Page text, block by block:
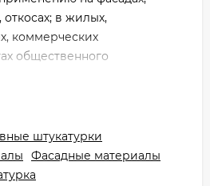
откосах; в жилых,
коммерческих
общественного
и коммерческого
в виде базы под
быть колерована в
системой
штукатурки
Фасадные материалы